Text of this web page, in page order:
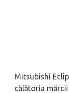
Mitsubishi
călătoria